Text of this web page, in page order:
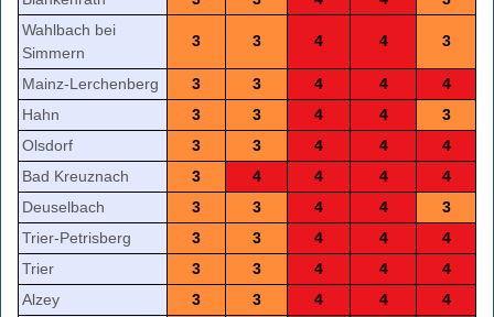
Wahlbach bei
Simmern
3 3 4 4 3
Mainz-Lerchenberg 3 3 4 4
4
Hahn
3 3 4 4
3
Olsdorf
3 3 4 4
4
Bad Kreuznach
3 4 4 4
4
Deuselbach
3 3 4 4
3
Trier-Petrisberg
3 3 4 4
4
Trier
3 3 4 4
4
Alzey
3 3 4 4 4